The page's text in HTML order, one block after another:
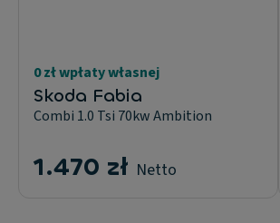
0 zł wpłaty własnej
Skoda Fabia
Combi 1.0 Tsi 70kw Ambition
1.470 zł Netto